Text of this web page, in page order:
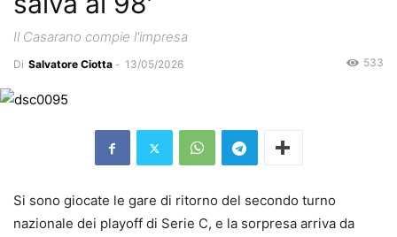
Il Casarano compie l'impresa
Di Salvatore Ciotta - 13/05/2026 533
Si sono giocate le gare di ritorno del secondo turno
nazionale dei playoff di Serie C, e la sorpresa arriva da